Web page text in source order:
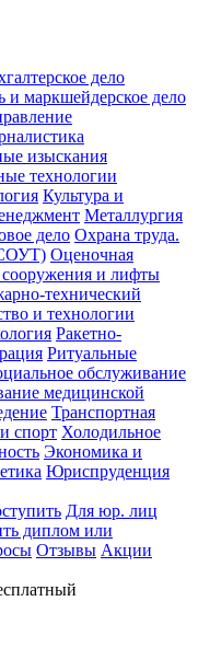
дело
маркшейдерское дело
изыскания
технологии
Культура и
Металлургия
дело Охрана труда.
Оценочная
и лифты
технический
и технологии
Ракетно-
Ритуальные
обслуживание
медицинской
Транспортная
спорт Холодильное
Экономика и
Юриспруденция
Для юр. лиц
диплом или
Отзывы Акции